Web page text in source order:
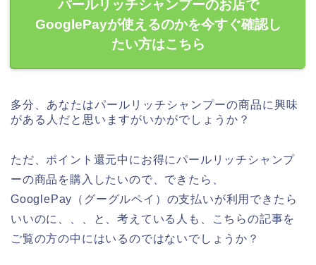
パールリッチシャンプーのお店で
GooglePayが使えるのかを今すぐ確認し
たい方はこちら
多分、あなたはパールリッチシャンプーの商品に興味
がある人だと思いますがいかがでしょうか？
ただ、ポイント還元中にお得にパールリッチシャンプ
ーの商品を購入したいので、できたら、
GooglePay（グーグルペイ）の支払いが利用できたら
いいのに、、、と、考えている人も、こちらの記事を
ご覧の方の中にはいるのではないでしょうか？